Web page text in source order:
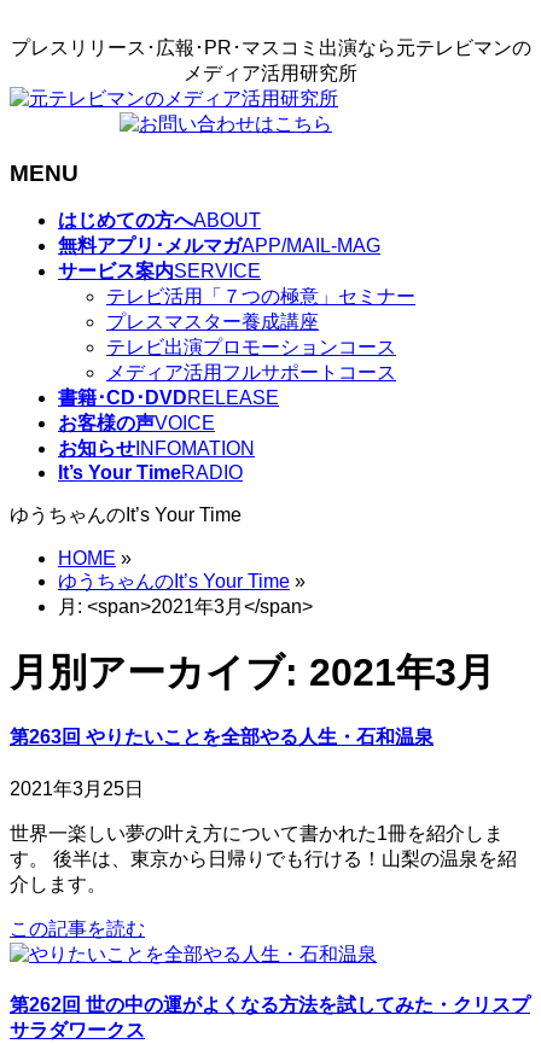
プレスリリース･広報･PR･マスコミ出演なら元テレビマンの
メディア活用研究所
MENU
はじめての方へABOUT
無料アプリ･メルマガAPP/MAIL-MAG
サービス案内SERVICE
テレビ活用「７つの極意」セミナー
プレスマスター養成講座
テレビ出演プロモーションコース
メディア活用フルサポートコース
書籍･CD･DVDRELEASE
お客様の声VOICE
お知らせ INFOMATION
It’s Your TimeRADIO
ゆうちゃんのIt’s Your Time
HOME »
ゆうちゃんのIt’s Your Time »
月: <span>2021年3月</span>
月別アーカイブ: 2021年3月
第263回 やりたいことを全部やる人生・石和温泉
2021年3月25日
世界一楽しい夢の叶え方について書かれた1冊を紹介しま
す。 後半は、東京から日帰りでも行ける！山梨の温泉を紹
介します。
この記事を読む
第262回 世の中の運がよくなる方法を試してみた・クリスプ
サラダワークス